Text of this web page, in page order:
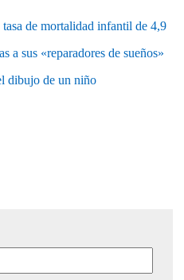
de mortalidad infantil de 4,9
a sus «reparadores de sueños»
dibujo de un niño